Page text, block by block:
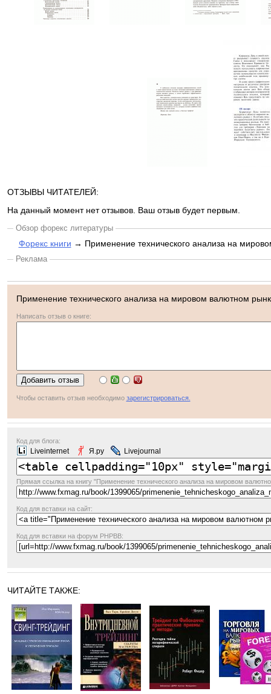
ОТЗЫВЫ ЧИТАТЕЛЕЙ:
На данный момент нет отзывов. Ваш отзыв будет первым.
Обзор форекс литературы
Форекс книги → Применение технического анализа на
Реклама
Применение технического анализа на мировом валютном
Написать отзыв о книге:
Чтобы оставить отзыв необходимо зарегистрироваться.
Код для блога:
Liveinternet Я.ру Livejournal
Прямая ссылкана книгу "Применение технического анализа на мировом
Код для вставки на сайт:
Код для вставки на форум PHPBB:
ЧИТАЙТЕ ТАКЖЕ: